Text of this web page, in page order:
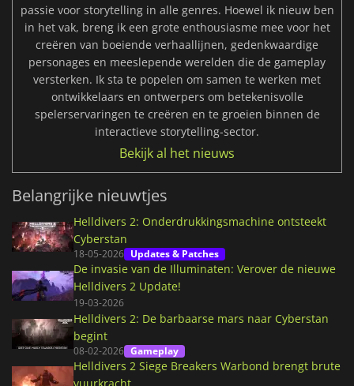
passie voor storytelling in alle genres. Hoewel ik nieuw ben
in het vak, breng ik een grote enthousiasme mee voor het
creëren van boeiende verhaallijnen, gedenkwaardige
personages en meeslepende werelden die de gameplay
versterken. Ik sta te popelen om samen te werken met
ontwikkelaars en ontwerpers om betekenisvolle
spelerservaringen te creëren en te groeien binnen de
interactieve storytelling-sector.
Bekijk al het nieuws
Belangrijke nieuwtjes
Helldivers 2: Onderdrukkingsmachine ontsteekt
Cyberstan
18-05-2026 Updates & Patches
De invasie van de Illuminaten: Verover de nieuwe
Helldivers 2 Update!
19-03-2026
Helldivers 2: De barbaarse mars naar Cyberstan
begint
08-02-2026 Gameplay
Helldivers 2 Siege Breakers Warbond brengt brute